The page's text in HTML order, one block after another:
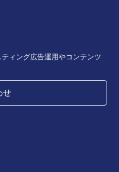
ィング広告運用やコンテンツ
せ